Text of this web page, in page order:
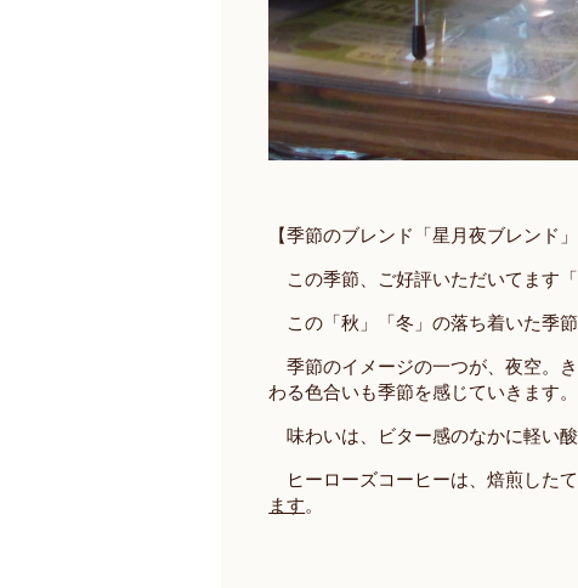
【季節のブレンド「星月夜ブレンド」
この季節、ご好評いただいてます「
この「秋」「冬」の落ち着いた季
季節のイメージの一つが、夜空。
わる色合いも季節を感じていきます。
味わいは、ビター感のなかに軽い
ヒーローズコーヒーは、焙煎した
ます。